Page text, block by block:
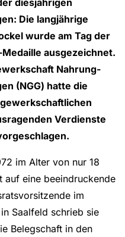
diesjährigen
Die langjährige
wurde am Tag der
ausgezeichnet.
Nahrung-
(NGG) hatte die
Verdienste
im Alter von nur 18
auf eine beeindruckende
im
Saalfeld schrieb sie
Belegschaft in den